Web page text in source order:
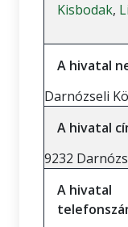
Kisbodak,
A hivatal
Darnózseli
A hivatal
9232
A hivatal